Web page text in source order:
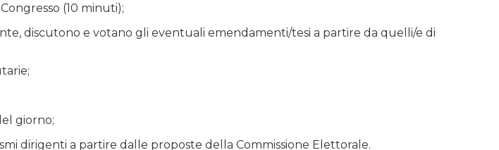
(10 minuti);
discutono e votano gli eventuali emendamenti/tesi a partire da quelli/e di
giorno;
dirigenti a partire dalle proposte della Commissione Elettorale.